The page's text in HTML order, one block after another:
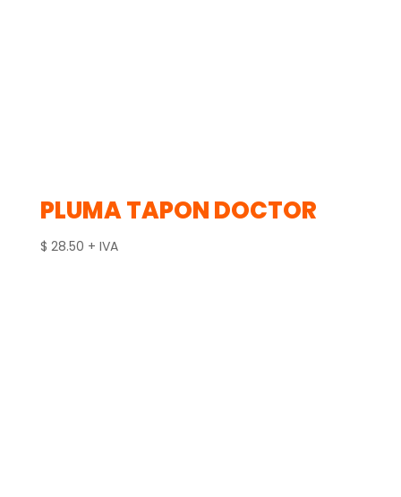
PLUMA TAPON DOCTOR
$ 28.50 + IVA